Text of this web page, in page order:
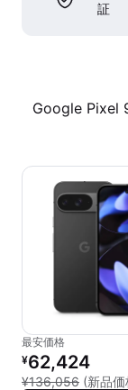
証
Google Pixel
最安価格
リファービッシュ
¥62,424
¥136,056 (新品価